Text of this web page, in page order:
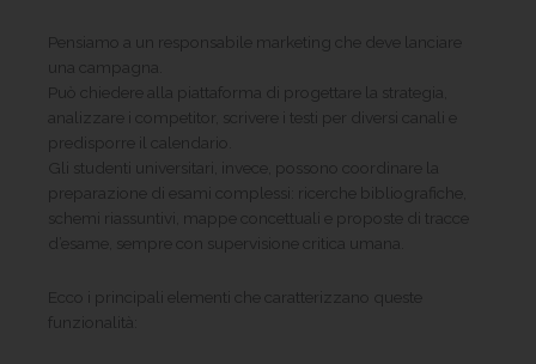
Pensiamo a un responsabile marketing che deve lanciare
una campagna.
Può chiedere alla piattaforma di progettare la strategia,
analizzare i competitor, scrivere i testi per diversi canali e
predisporre il calendario.
Gli studenti universitari, invece, possono coordinare la
preparazione di esami complessi: ricerche bibliografiche,
schemi riassuntivi, mappe concettuali e proposte di tracce
d’esame, sempre con supervisione critica umana.
Ecco i principali elementi che caratterizzano queste
funzionalità: